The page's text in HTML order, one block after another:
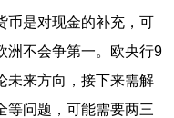
是对现金的补充，可
洲不会争第一。欧央行9
未来方向，接下来需解
等问题，可能需要两三